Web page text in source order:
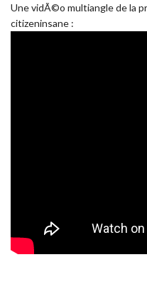
Une vidÃ©o multiangle de la
citizeninsane :